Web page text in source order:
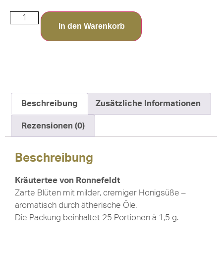
In den Warenkorb
Beschreibung Zusätzliche Informationen
Rezensionen (0)
Beschreibung
Kräutertee von Ronnefeldt
Zarte Blüten mit milder, cremiger Honigsüße –
aromatisch durch ätherische Öle.
Die Packung beinhaltet 25 Portionen à 1,5 g.